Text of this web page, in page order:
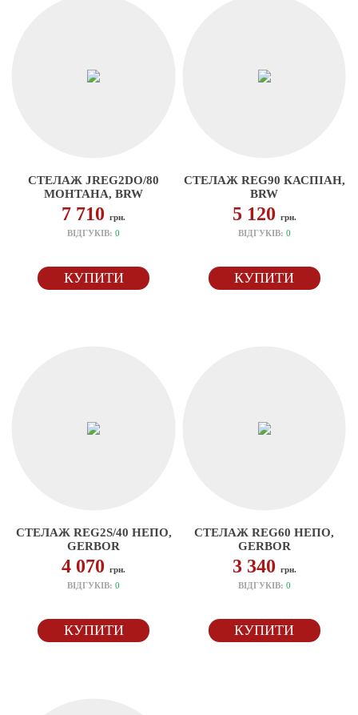
СТЕЛАЖ JREG2DO/80
МОНТАНА, BRW
7 710грн.
ВІДГУКІВ:0
КУПИТИ
СТЕЛАЖ REG90 КАСПІАН,
BRW
5 120 грн.
ВІДГУКІВ: 0
КУПИТИ
СТЕЛАЖ REG2S/40 НЕПО,
GERBOR
4 070грн.
ВІДГУКІВ:0
КУПИТИ
СТЕЛАЖ REG60 НЕПО,
GERBOR
3 340 грн.
ВІДГУКІВ: 0
КУПИТИ